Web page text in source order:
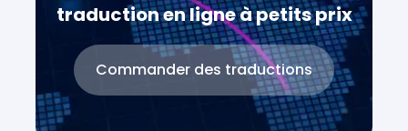
traduction en ligne à petits prix
Commander des traductions